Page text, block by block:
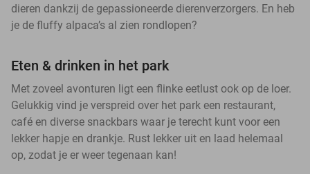
dieren dankzij de gepassioneerde dierenverzorgers. En heb
je de fluffy alpaca’s al zien rondlopen?
Eten & drinken in het park
Met zoveel avonturen ligt een flinke eetlust ook op de loer.
Gelukkig vind je verspreid over het park een restaurant,
café en diverse snackbars waar je terecht kunt voor een
lekker hapje en drankje. Rust lekker uit en laad helemaal
op, zodat je er weer tegenaan kan!